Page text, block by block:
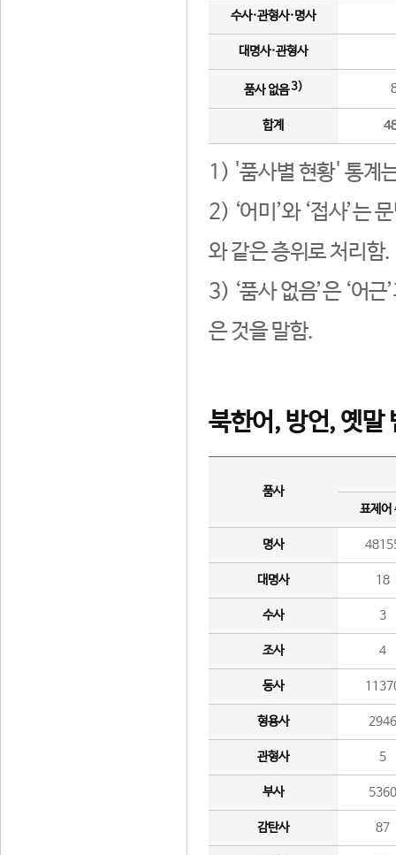
수사·관형사·명사
대명사·관형사
품사 없음3)
합계
1) '품사별 현황' 통계
2) ‘어미’와 ‘접사’는
와 같은 층위로 처리함.
3) ‘품사 없음’은 ‘어
은 것을 말함.
북한어, 방언, 옛말
품사
표제어
명사
대명사 18
수사 3
조사 4
동사
형용사 2946
관형사 5
부사 5360
감탄사 87